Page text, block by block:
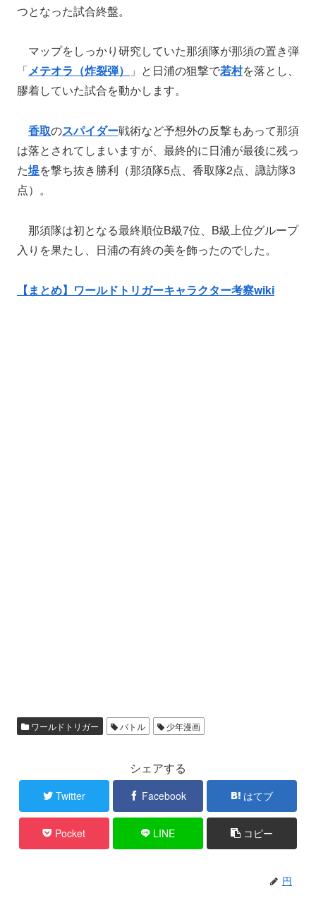
つとなった試合終盤。
マップをしっかり研究していた那須隊が那須の置き弾
「メテオラ（炸裂弾） 」と日浦の狙撃で若村を落とし、
膠着していた試合を動かします。
香取のスパイダー戦術など予想外の反撃もあって那須
は落とされてしまいますが、最終的に日浦が最後に残っ
た堤を撃ち抜き勝利（那須隊5点、香取隊2点、諏訪隊3
点）。
那須隊は初となる最終順位B級7位、B級上位グループ
入りを果たし、日浦の有終の美を飾ったのでした。
【まとめ】ワールドトリガーキャラクター考察wiki
ワールドトリガー バトル 少年漫画
シェアする
Twitter Facebook はてブ
Pocket LINE コピー
円